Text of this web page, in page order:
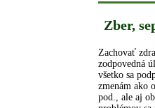
Zber,
Zachovať
zodpovedná
všetko sa
zmenám ako
pod., ale aj